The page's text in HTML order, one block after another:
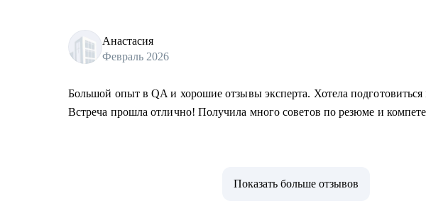
Анастасия
Февраль 2026
Большой опыт в QA и хорошие отзывы эксперта. Хотела подготовиться
Встреча прошла отлично! Получила много советов по резюме и
Показать больше отзывов